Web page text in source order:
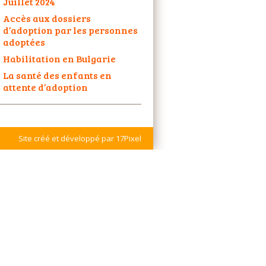
Accès aux dossiers
d’adoption par les personnes
adoptées
Habilitation en Bulgarie
La santé des enfants en
attente d’adoption
Site créé et développé par 17Pixel